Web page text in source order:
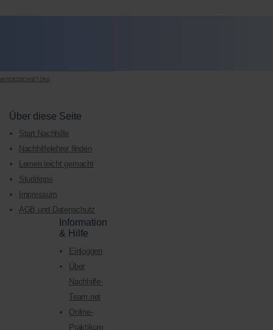
AUSGEZEICHNET.ORG
Über diese Seite
Start Nachhilfe
Nachhilfelehrer finden
Lernen leicht gemacht
Studitipps
Impressum
AGB und Datenschutz
Information
& Hilfe
Einloggen
Über
Nachhilfe-
Team.net
Online-
Praktikum